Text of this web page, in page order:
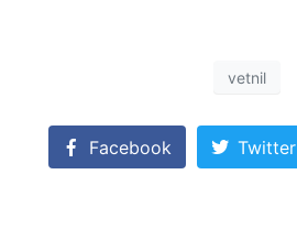
vetnil
Facebook Twitter